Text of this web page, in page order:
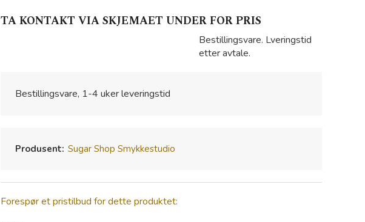
TA KONTAKT VIA SKJEMAET UNDER FOR PRIS
Bestillingsvare. Lveringstid
etter avtale.
Bestillingsvare, 1-4 uker leveringstid
Produsent: Sugar Shop Smykkestudio
Forespør et pristilbud for dette produktet: